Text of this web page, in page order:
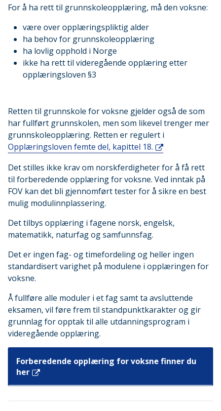
For å ha rett til grunnskoleopplæring, må den voksne:
være over opplæringspliktig alder
ha behov for grunnskoleopplæring
ha lovlig opphold i Norge
ikke ha rett til videregående opplæring etter
opplæringsloven §3
Retten til grunnskole for voksne gjelder også de som
har fullført grunnskolen, men som likevel trenger mer
grunnskoleopplæring. Retten er regulert i
Opplæringsloven femte del, kapittel 18.
Det stilles ikke krav om norskferdigheter for å få rett
til forberedende opplæring for voksne. Ved inntak på
FOV kan det bli gjennomført tester for å sikre en best
mulig modulinnplassering.
Det tilbys opplæring i fagene norsk, engelsk,
matematikk, naturfag og samfunnsfag.
Det er ingen fag- og timefordeling og heller ingen
standardisert varighet på modulene i opplæringen for
voksne.
Å fullføre alle moduler i et fag samt ta avsluttende
eksamen, vil føre frem til standpunktkarakter og gir
grunnlag for opptak til alle utdanningsprogram i
videregående opplæring.
Forberedende opplæring for voksne finner du
her